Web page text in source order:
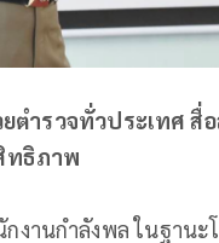
รวจทั่วประเทศ สื่อ
ทธิภาพ
านกำลังพล ในฐานะ